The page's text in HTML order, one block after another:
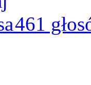
461